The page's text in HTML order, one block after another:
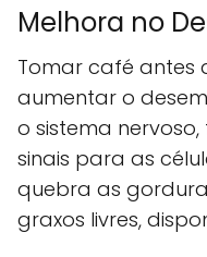
Melhora no
Tomar café antes
aumentar o
o sistema
sinais para as
quebra as
graxos livres,